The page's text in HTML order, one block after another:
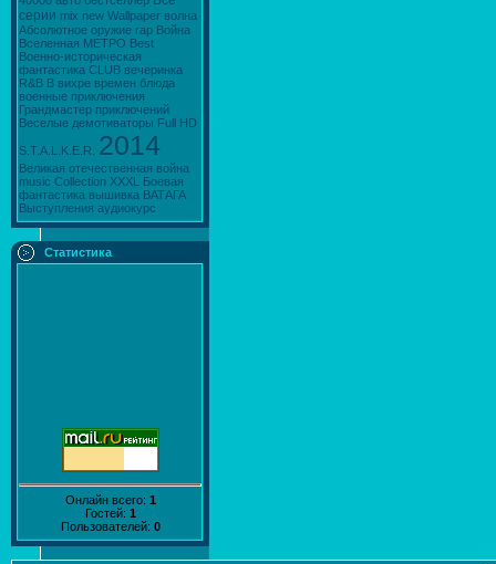
серии mix new Wallpaper волна
Абсолютное оружие rap Война
Вселенная МЕТРО Best
Военно-историческая
фантастика CLUB вечеринка
R&B В вихре времен блюда
военные приключения
Грандмастер приключений
Веселые демотиваторы Full HD
S.T.A.L.K.E.R. 2014
Великая отечественная война
music Collection XXXL
Боевая
фантастика вышивка ВАТАГА
Выступления аудиокурс
Статистика
Онлайн всего: 1
Гостей: 1
Пользователей: 0